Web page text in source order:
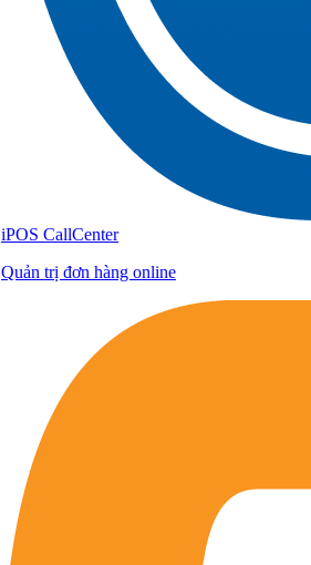
iPOS CallCenter
Quản trị đơn hàng online